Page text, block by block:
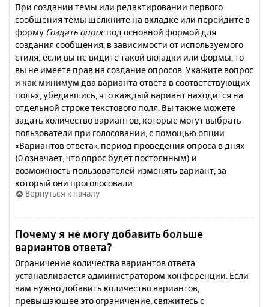
При создании темы или редактировании первого
сообщения темы щёлкните на вкладке или перейдите в
форму Создать опроспод основной формой для
создания сообщения, в зависимости от используемого
стиля; если вы не видите такой вкладки или формы, то
вы не имеете прав на создание опросов. Укажите вопрос
и как минимум два варианта ответа в соответствующих
полях, убедившись, что каждый вариант находится на
отдельной строке текстового поля. Вы также можете
задать количество вариантов, которые могут выбрать
пользователи при голосовании, с помощью опции
«Вариантов ответа», период проведения опроса в днях
(0 означает, что опрос будет постоянным) и
возможность пользователей изменять вариант, за
который они проголосовали.
Вернуться к началу
Почему я не могу добавить больше
вариантов ответа?
Ограничение количества вариантов ответа
устанавливается администратором конференции. Если
вам нужно добавить количество вариантов,
превышающее это ограничение, свяжитесь с